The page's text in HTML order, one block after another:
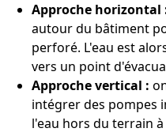
Approche horizontal
autour du bâtiment
perforé. L'eau est
vers un point
Approche vertical :
intégrer des pompes
l'eau hors du terrain à